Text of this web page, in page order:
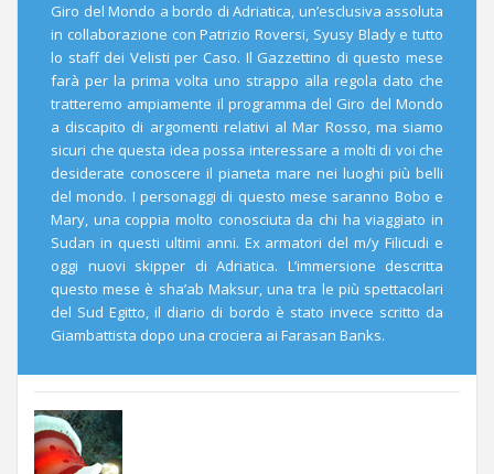
Giro del Mondo a bordo di Adriatica, un’esclusiva assoluta
in collaborazione con Patrizio Roversi, Syusy Blady e tutto
lo staff dei Velisti per Caso. Il Gazzettino di questo mese
farà per la prima volta uno strappo alla regola dato che
tratteremo ampiamente il programma del Giro del Mondo
a discapito di argomenti relativi al Mar Rosso, ma siamo
sicuri che questa idea possa interessare a molti di voi che
desiderate conoscere il pianeta mare nei luoghi più belli
del mondo. I personaggi di questo mese saranno Bobo e
Mary, una coppia molto conosciuta da chi ha viaggiato in
Sudan in questi ultimi anni. Ex armatori del m/y Filicudi e
oggi nuovi skipper di Adriatica. L’immersione descritta
questo mese è sha’ab Maksur, una tra le più spettacolari
del Sud Egitto, il diario di bordo è stato invece scritto da
Giambattista dopo una crociera ai Farasan Banks.